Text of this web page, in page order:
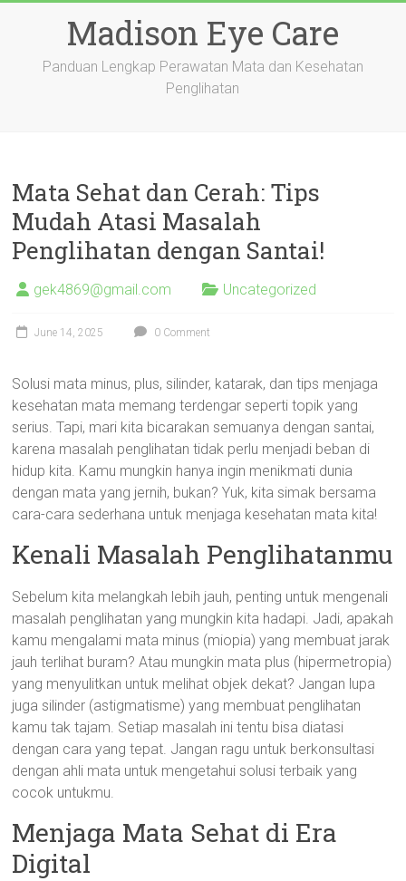
Madison Eye Care
Panduan Lengkap Perawatan Mata dan Kesehatan
Penglihatan
Mata Sehat dan Cerah: Tips
Mudah Atasi Masalah
Penglihatan dengan Santai!
gek4869@gmail.com Uncategorized
June 14, 2025 0 Comment
Solusi mata minus, plus, silinder, katarak, dan tips menjaga
kesehatan mata memang terdengar seperti topik yang
serius. Tapi, mari kita bicarakan semuanya dengan santai,
karena masalah penglihatan tidak perlu menjadi beban di
hidup kita. Kamu mungkin hanya ingin menikmati dunia
dengan mata yang jernih, bukan? Yuk, kita simak bersama
cara-cara sederhana untuk menjaga kesehatan mata kita!
Kenali Masalah Penglihatanmu
Sebelum kita melangkah lebih jauh, penting untuk mengenali
masalah penglihatan yang mungkin kita hadapi. Jadi, apakah
kamu mengalami mata minus (miopia) yang membuat jarak
jauh terlihat buram? Atau mungkin mata plus (hipermetropia)
yang menyulitkan untuk melihat objek dekat? Jangan lupa
juga silinder (astigmatisme) yang membuat penglihatan
kamu tak tajam. Setiap masalah ini tentu bisa diatasi
dengan cara yang tepat. Jangan ragu untuk berkonsultasi
dengan ahli mata untuk mengetahui solusi terbaik yang
cocok untukmu.
Menjaga Mata Sehat di Era
Digital